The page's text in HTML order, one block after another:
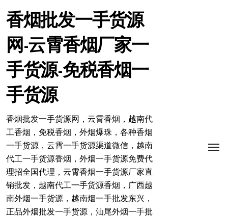
转香烟批发一手货源
网-云霄香烟厂家一
手货源-免税香烟一
手货源
香烟批发一手货源网，云霄香烟，越南代
工香烟，免税香烟，外烟爆珠，各种香烟
一手货源，云霄一手货源渠道微信，越南
代工一手货源香烟，外烟一手货源免费代
理招全国代理，云霄香烟一手货源厂家直
销批发，越南代工一手货源香烟，广西越
南外烟一手货源，越南烟一手批发东兴，
正品外烟批发一手货源，汕尾外烟一手批